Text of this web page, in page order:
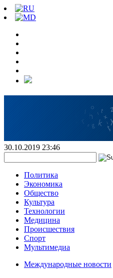
30.10.2019 23:46
Политика
Экономика
Общество
Культура
Технологии
Медицина
Происшествия
Спорт
Мультимедиа
Международные новости